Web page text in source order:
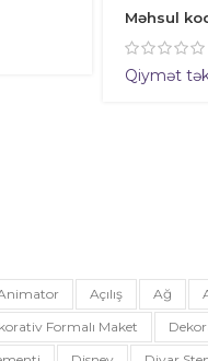
Məhsul
Qiymət
Açılış Ağ
Formalı Maket